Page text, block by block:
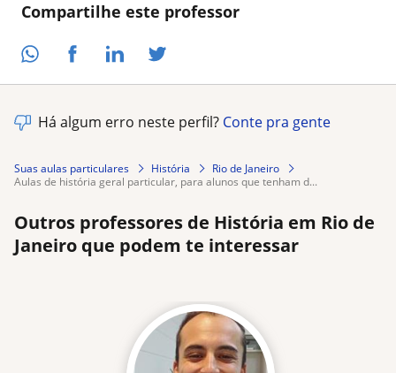
Compartilhe este professor
Há algum erro neste perfil? Conte pra gente
Suas aulas particulares História
Rio de Janeiro
aulas de história geral particular, para alunos que tenham d...
Outros professores de História em Rio de
Janeiro que podem te interessar